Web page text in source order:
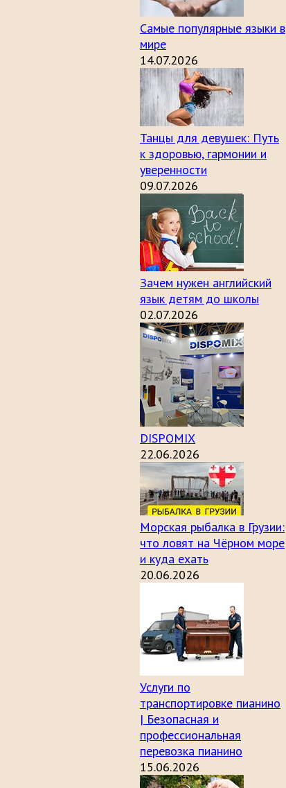
Самые популярные языки в
мире
14.07.2026
Танцы для девушек: Путь
к здоровью, гармонии и
уверенности
09.07.2026
Зачем нужен английский
язык детям до школы
02.07.2026
DISPOMIX
22.06.2026
Морская рыбалка в Грузии:
что ловят на Чёрном море
и куда ехать
20.06.2026
Услуги по
транспортировке пианино
| Безопасная и
профессиональная
перевозка пианино
15.06.2026